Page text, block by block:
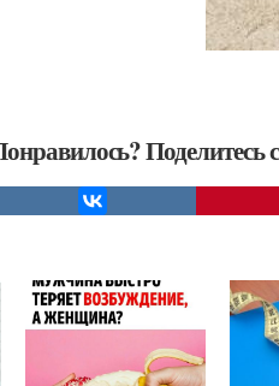
Поделитесь